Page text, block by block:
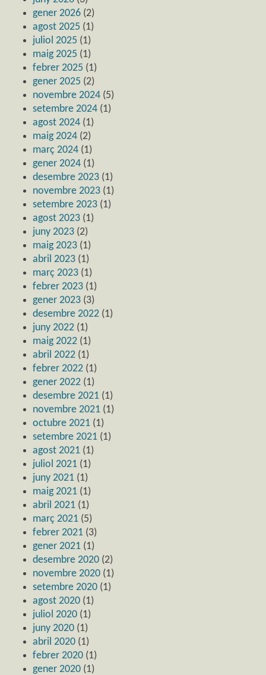
gener 2026 (2)
agost 2025 (1)
juliol 2025 (1)
maig 2025 (1)
febrer 2025 (1)
gener 2025 (2)
novembre 2024 (5)
setembre 2024 (1)
agost 2024 (1)
maig 2024 (2)
març 2024 (1)
gener 2024 (1)
desembre 2023 (1)
novembre 2023 (1)
setembre 2023 (1)
agost 2023 (1)
juny 2023 (2)
maig 2023 (1)
abril 2023 (1)
març 2023 (1)
febrer 2023 (1)
gener 2023 (3)
desembre 2022 (1)
juny 2022 (1)
maig 2022 (1)
abril 2022 (1)
febrer 2022 (1)
gener 2022 (1)
desembre 2021 (1)
novembre 2021 (1)
octubre 2021 (1)
setembre 2021 (1)
agost 2021 (1)
juliol 2021 (1)
juny 2021 (1)
maig 2021 (1)
abril 2021 (1)
març 2021 (5)
febrer 2021 (3)
gener 2021 (1)
desembre 2020 (2)
novembre 2020 (1)
setembre 2020 (1)
agost 2020 (1)
juliol 2020 (1)
juny 2020 (1)
abril 2020 (1)
febrer 2020 (1)
gener 2020 (1)